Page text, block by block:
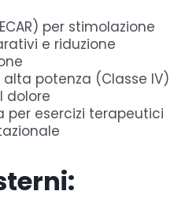
per stimolazione
e riduzione
potenza (Classe IV)
dolore
per esercizi terapeutici